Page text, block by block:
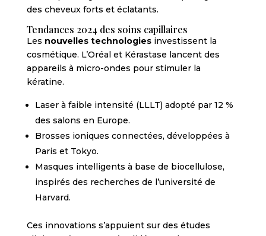
des cheveux forts et éclatants.
Tendances 2024 des soins capillaires
Les nouvelles technologiesinvestissent la
cosmétique. L’Oréal et Kérastase lancent des
appareils à micro-ondes pour stimuler la
kératine.
Laser à faible intensité (LLLT) adopté par 12 %
des salons en Europe.
Brosses ioniques connectées, développées à
Paris et Tokyo.
Masques intelligents à base de biocellulose,
inspirés des recherches de l’université de
Harvard.
Ces innovations s’appuient sur des études